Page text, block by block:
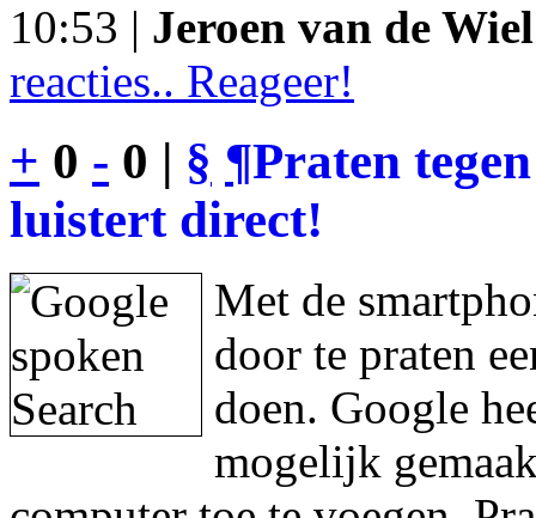
10:53 | Jeroen van de Wiel
reacties.. Reageer!
+ 0 - 0 | § ¶Praten
luistert direct!
Met de
door te praten
doen. Google
mogelijk